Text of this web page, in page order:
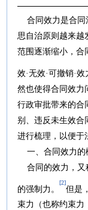
合同效力是合同
思自治原则越来越
范围逐渐缩小，合
效·无效·可撤销·
然也使得合同效力
行政审批带来的合
别、违反未生效合
进行梳理，以便于
一、合同效力的
合同的效力，又
的强制力。
[2]
但是
束力（也称约束力